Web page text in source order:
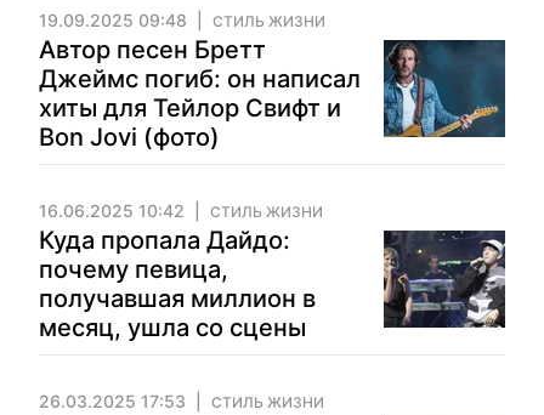
19.09.2025 09:48 СТИЛЬ ЖИЗНИ
Автор песен Бретт
Джеймс погиб: он написал
хиты для Тейлор Свифт и
Bon Jovi (фото)
16.06.2025 10:42 СТИЛЬ ЖИЗНИ
Куда пропала Дайдо:
почему певица,
получавшая миллион в
месяц, ушла со сцены
26.03.2025 17:53 СТИЛЬ ЖИЗНИ